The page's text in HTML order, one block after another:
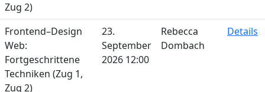
Zug 2)
Frontend–Design
Web:
Fortgeschrittene
Techniken (Zug 1,
Zug 2)
23.
September
2026 12:00
Rebecca
Dombach
Details